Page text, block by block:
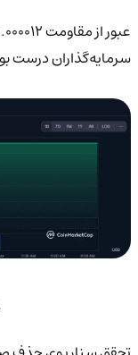
سرمایه‌گذاران درست